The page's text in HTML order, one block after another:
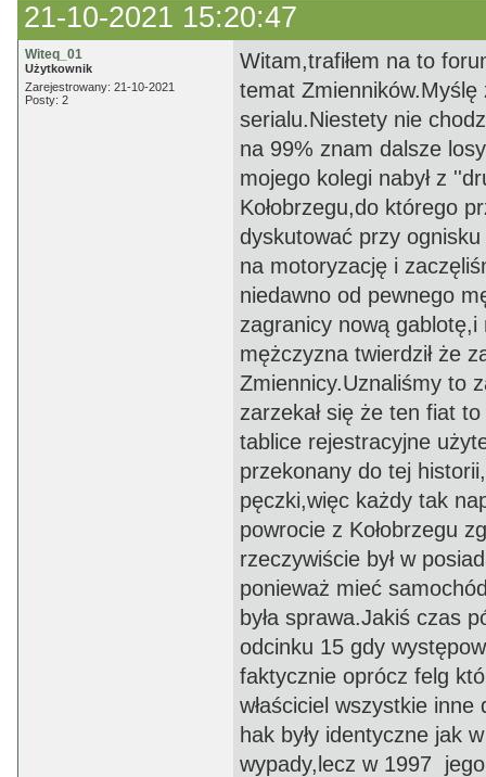
21-10-2021 15:20:47
Witeq_01
Użytkownik
Zarejestrowany: 21-10-2021
Posty: 2
Witam,trafiłem na to
temat
serialu.Niestety nie
na 99% znam dalsze
mojego kolegi nabył z
Kołobrzegu,do którego
dyskutować przy
na motoryzację i
niedawno od pewnego
zagranicy nową gablotę,i
mężczyzna twierdził że
Zmiennicy.Uznaliśmy to
zarzekał się że ten fiat
tablice rejestracyjne
przekonany do tej
pęczki,więc każdy tak
powrocie z Kołobrzegu
rzeczywiście był w
ponieważ mieć
była sprawa.Jakiś czas
odcinku 15 gdy
faktycznie oprócz felg
właściciel wszystkie
hak były identyczne jak
wypady,lecz w 1997